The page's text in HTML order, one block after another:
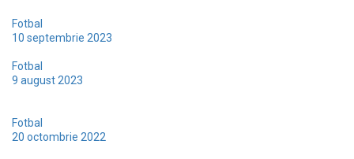
Fotbal
10 septembrie 2023
Fotbal
9 august 2023
Fotbal
20 octombrie 2022